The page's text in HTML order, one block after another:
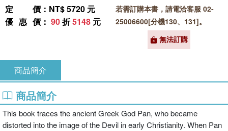
定價 ：NT$ 5720 元
優惠價 ： 90折5148 元
若需訂購本書，請電洽客服 02-
25006600[分機130、131]。
無法訂購
商品簡介
商品簡介
This book traces the ancient Greek God Pan, who became
distorted into the image of the Devil in early Christianity. When Pan